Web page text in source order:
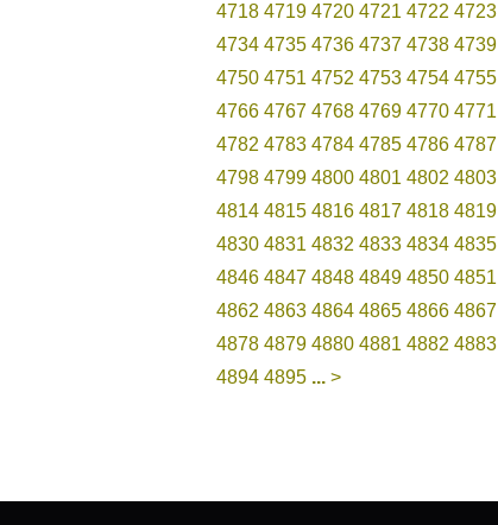
4718 4719 4720 4721 4722 4723
4734 4735 4736 4737 4738 4739
4750 4751 4752 4753 4754 4755
4766 4767 4768 4769 4770 4771
4782 4783 4784 4785 4786 4787
4798 4799 4800 4801 4802 4803
4814 4815 4816 4817 4818 4819
4830 4831 4832 4833 4834 4835
4846 4847 4848 4849 4850 4851
4862 4863 4864 4865 4866 4867
4878 4879 4880 4881 4882 4883
4894 4895 ... >